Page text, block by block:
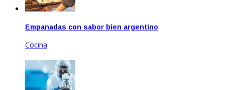
Empanadas con sabor bien argentino
Cocina